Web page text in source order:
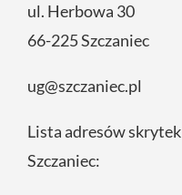
ul. Herbowa 30
66-225 Szczaniec
ug@szczaniec.pl
Lista adresów
Szczaniec: